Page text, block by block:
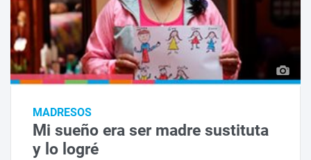
MADRESOS
Mi sueño era ser madre sustituta
y lo logré